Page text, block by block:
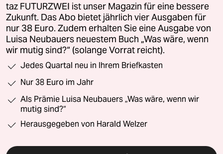
taz FUTURZWEI ist unser Magazin für eine bessere
Zukunft. Das Abo bietet jährlich vier Ausgaben für
nur 38 Euro. Zudem erhalten Sie eine Ausgabe von
Luisa Neubauers neuestem Buch „Was wäre, wenn
wir mutig sind?“ (solange Vorrat reicht).
Jedes Quartal neu in Ihrem Briefkasten
Nur 38 Euro im Jahr
Als Prämie Luisa Neubauers „Was wäre, wenn wir
mutig sind?“
Herausgegeben von Harald Welzer